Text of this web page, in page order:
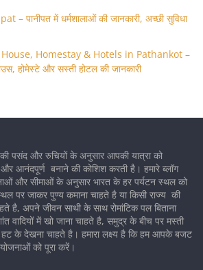
पानीपत में धर्मशालाओं की जानकारी, अच्छी सुविधा
Homestay & Hotels in Pathankot –
होमेस्टे और सस्ती होटल की जानकारी
पसंद और रुचियों के अनुसार आपकी यात्रा को
आनंदपूर्ण बनाने की कोशिश करती है। हमारे ब्लॉग
और सीमाओं के अनुसार भारत के हर पर्यटन स्थल को
पर जाकर पुण्य कमाना चाहते है या किसी राज्य की
है, अपने जीवन साथी के साथ रोमांटिक पल बिताना
वादियों में खो जाना चाहते है, समुद्र के बीच पर मस्ती
के देखना चाहते है। हमारा लक्ष्य है कि हम आपके बजट
को पूरा करें।